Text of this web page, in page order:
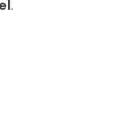
.